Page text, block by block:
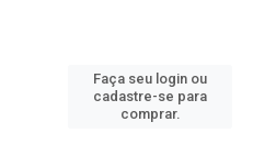
Faça seu login ou
cadastre-se para
comprar.